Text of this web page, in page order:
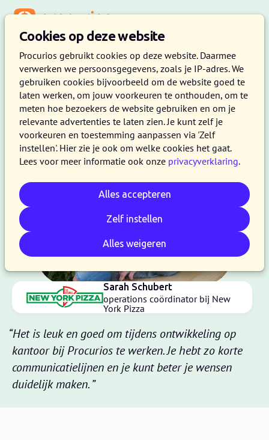
Cookies op deze website
Procurios gebruikt cookies op deze website. Daarmee
verwerken we persoonsgegevens, zoals je IP-adres. We
gebruiken cookies bijvoorbeeld om de website goed te
laten werken, om jouw voorkeuren te onthouden, om te
meten hoe bezoekers de website gebruiken en om je
relevante advertenties te laten zien. Je kunt zelf je
voorkeuren en toestemming aanpassen via 'Zelf
instellen'. Hier zie je ook om welke cookies het gaat.
Lees voor meer informatie ook onze privacyverklaring.
Alles accepteren
Zelf instellen
Alles weigeren
Het is leuk en goed om tijdens ontwikkeling op
kantoor bij Procurios te werken. Je hebt zo korte
communicatielijnen en je kunt beter je wensen
duidelijk maken.
Sarah Schubert
operations coördinator bij New
York Pizza